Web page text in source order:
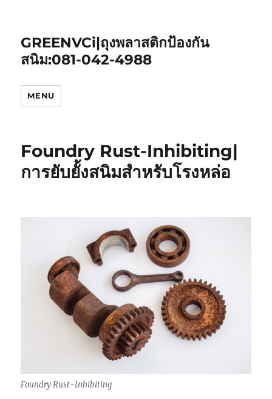
GREENVCi|ถุงพลาสติกป้องกัน
สนิม:081-042-4988
MENU
Foundry Rust-Inhibiting|
การยับยั้งสนิมสำหรับโรงหล่อ
Foundry Rust-Inhibiting